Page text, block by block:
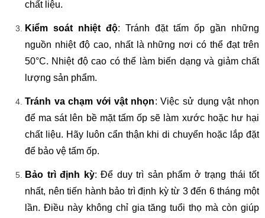
chất liệu.
Kiểm soát nhiệt độ: Tránh đặt tấm ốp gần những
nguồn nhiệt độ cao, nhất là những nơi có thể đạt trên
50°C. Nhiệt độ cao có thể làm biến dạng và giảm chất
lượng sản phẩm.
Tránh va chạm với vật nhọn: Việc sử dụng vật nhọn
để ma sát lên bề mặt tấm ốp sẽ làm xước hoặc hư hại
chất liệu. Hãy luôn cẩn thận khi di chuyển hoặc lắp đặt
để bảo vệ tấm ốp.
Bảo trì định kỳ: Để duy trì sản phẩm ở trạng thái tốt
nhất, nên tiến hành bảo trì định kỳ từ 3 đến 6 tháng một
lần. Điều này không chỉ gia tăng tuổi thọ mà còn giúp